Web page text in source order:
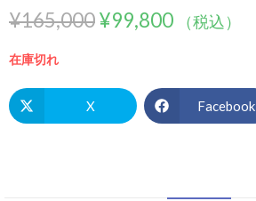
¥165,000¥99,800 （税込）
在庫切れ
X Facebook